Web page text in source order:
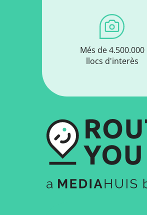
Més de 4.500.000
llocs d'interès